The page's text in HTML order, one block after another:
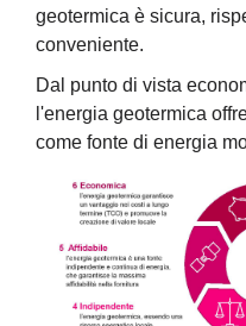
geotermica è sicura,
conveniente.
Dal punto di vista
l'energia geotermica
come fonte di energia